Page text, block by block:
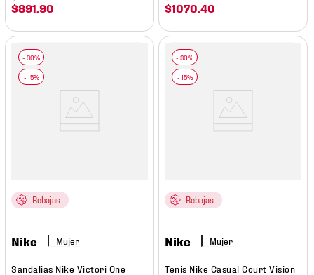
$891 .90 $1070 .40
Rebajas
Nike Mujer
Sandalias Nike Victori One
Rebajas
Nike Mujer
Tenis Nike Casual Court Vision